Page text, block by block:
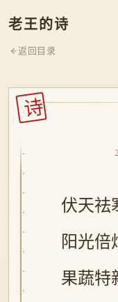
老王的诗
返回目录
诗
伏天祛
阳光倍
果蔬特